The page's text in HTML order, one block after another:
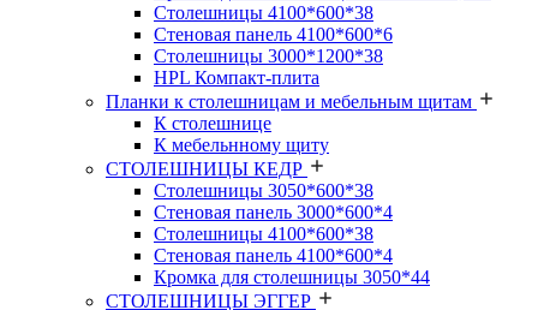
Столешницы 4100*600*38
Стеновая панель 4100*600*6
Столешницы 3000*1200*38
HPL Компакт-плита
Планки к столешницам и мебельным щитам
К столешнице
К мебельнному щиту
СТОЛЕШНИЦЫ КЕДР
Столешницы 3050*600*38
Стеновая панель 3000*600*4
Столешницы 4100*600*38
Стеновая панель 4100*600*4
Кромка для столешницы 3050*44
СТОЛЕШНИЦЫ ЭГГЕР